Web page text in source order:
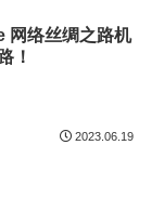
络丝绸之路机
！
2023.06.19